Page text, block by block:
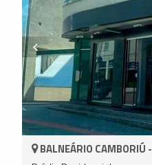
BALNEÁRIO CAMBORIÚ -